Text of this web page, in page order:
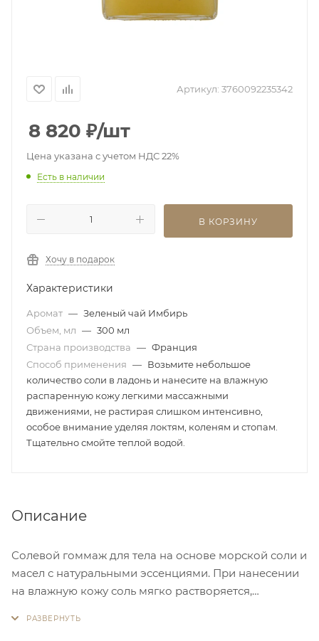
Артикул: 3760092235342
8 820 ₽/шт
Цена указана с учетом НДС 22%
Есть в наличии
В КОРЗИНУ
Хочу в подарок
Характеристики
Аромат — Зеленый чай Имбирь
Объем, мл — 300 мл
Страна производства — Франция
Способ применения — Возьмите небольшое
количество соли в ладонь и нанесите на влажную
распаренную кожу легкими массажными
движениями, не растирая слишком интенсивно,
особое внимание уделяя локтям, коленям и стопам.
Тщательно смойте теплой водой.
Описание
Солевой гоммаж для тела на основе морской соли и
масел с натуральными эссенциями. При нанесении
на влажную кожу соль мягко растворяется,